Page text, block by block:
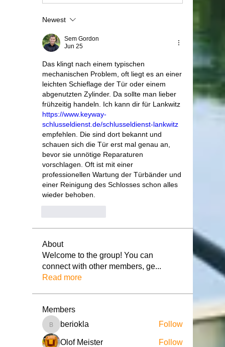
Newest
Sem Gordon
Jun 25
Das klingt nach einem typischen
mechanischen Problem, oft liegt es an einer
leichten Schieflage der Tür oder einem
abgenutzten Zylinder. Da sollte man lieber
https://www.keyway-
schlusseldienst.de/schlusseldienst-lankwitz
empfehlen. Die sind dort bekannt und
schauen sich die Tür erst mal genau an,
bevor sie unnötige Reparaturen
vorschlagen. Oft ist mit einer
professionellen Wartung der Türbänder und
einer Reinigung des Schlosses schon alles
wieder behoben.
About
Welcome to the group! You can
connect with other members, ge...
Read more
Members
beriokla
beriokla Follow
Olof Meister Follow